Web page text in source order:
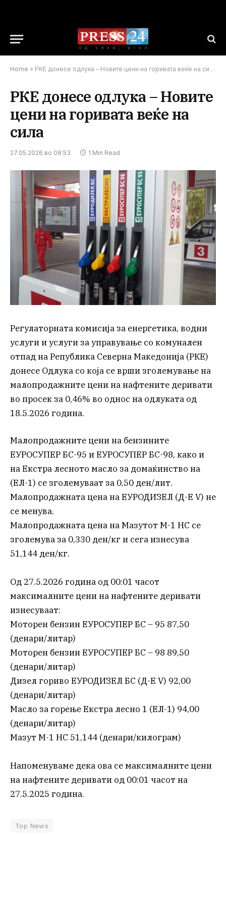
Home » РКЕ донесе одлука – Новите цени на горивата веќе на сила
РКЕ донесе одлука – Новите
цени на горивата веќе на
сила
27.05.2026 во 08:53 1 Min Read
Регулаторната комисија за енергетика, водни
услуги и услуги за управување со комунален
отпад на Република Северна Македонија (РКЕ)
донесе Одлука со која се врши зголемување на
малопродажните цени на нафтените деривати
во просек за 0,46% во однос на одлуката од
18.5.2026 година.
Малопродажните цени на бензините
ЕУРОСУПЕР БС-95 и ЕУРОСУПЕР БС-98, како и
на Екстра лесното масло за домаќинство на
(ЕЛ-1) се зголемуваат за 0,50 ден/лит.
Малопродажната цена на ЕУРОДИЗЕЛ (Д-Е V) не
се менува.
Малопродажната цена на Мазутот М-1 НС се
зголемува за 0,330 ден/кг и сега изнесува
51,144 ден/кг.
Од 27.5.2026 година од 00:01 часот
максималните цени на нафтените деривати
изнесуваат:
Моторен бензин ЕУРОСУПЕР БС – 95 87,50
(денари/литар)
Моторен бензин ЕУРОСУПЕР БС – 98 89,50
(денари/литар)
Дизел гориво ЕУРОДИЗЕЛ БС (Д-Е V) 92,00
(денари/литар)
Масло за горење Екстра лесно 1 (ЕЛ-1) 94,00
(денари/литар)
Мазут М-1 НС 51,144 (денари/килограм)
Напоменуваме дека ова се максималните цени
на нафтените деривати од 00:01 часот на
27.5.2025 година.
Top News